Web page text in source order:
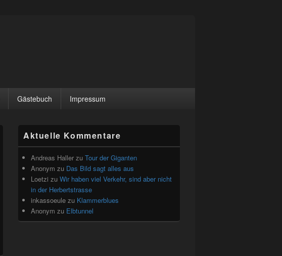
Gästebuch Impressum
Seitenleisten
Widget-
Bereich
Aktuelle Kommentare
Andreas Haller zu Tour der Giganten
Anonym zu Das Bild sagt alles aus
Loetzi zu Wir haben viel Verkehr, sind aber nicht
in der Herbertstrasse
inkassoeule zu Klammerblues
Anonym zu Elbtunnel